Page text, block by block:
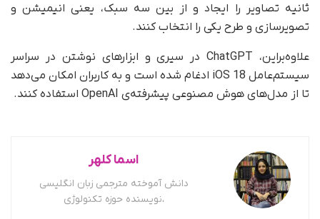
ثانیه تصاویر را ایجاد و از بین سه سبک، یعنی انیمیشن و
تصویرسازی و طرح یکی را انتخاب کنند.
علاوه‌براین، ChatGPT در سیری و ابزارهای نوشتن در سراسر
سیستم‌عامل iOS 18 ادغام شده است و به کاربران امکان می‌دهد
تا از مدل‌های هوش مصنوعی پیشرفته‌ی OpenAI استفاده کنند.
اسما کلهر
دانش آموخته مترجمی زبان انگلیسی
،نویسنده حوزه تکنولوژی